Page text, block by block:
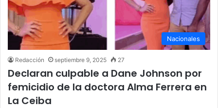
Nacionales
Redacción septiembre 9, 2025 27
Declaran culpable a Dane Johnson por
femicidio de la doctora Alma Ferrera en
La Ceiba